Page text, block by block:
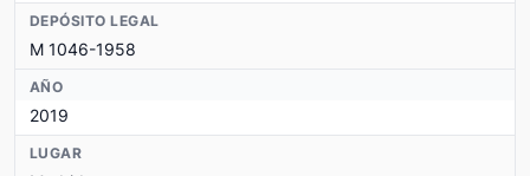
DEPÓSITO LEGAL
M 1046-1958
AÑO
2019
LUGAR